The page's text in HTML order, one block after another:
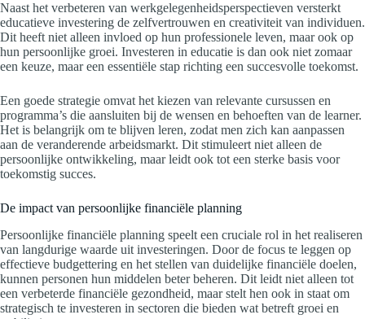
Naast het verbeteren van werkgelegenheidsperspectieven versterkt
educatieve investering de zelfvertrouwen en creativiteit van individuen.
Dit heeft niet alleen invloed op hun professionele leven, maar ook op
hun persoonlijke groei. Investeren in educatie is dan ook niet zomaar
een keuze, maar een essentiële stap richting een succesvolle toekomst.
Een goede strategie omvat het kiezen van relevante cursussen en
programma’s die aansluiten bij de wensen en behoeften van de learner.
Het is belangrijk om te blijven leren, zodat men zich kan aanpassen
aan de veranderende arbeidsmarkt. Dit stimuleert niet alleen de
persoonlijke ontwikkeling, maar leidt ook tot een sterke basis voor
toekomstig succes.
De impact van persoonlijke financiële planning
Persoonlijke financiële planning speelt een cruciale rol in het realiseren
van langdurige waarde uit investeringen. Door de focus te leggen op
effectieve budgettering en het stellen van duidelijke financiële doelen,
kunnen personen hun middelen beter beheren. Dit leidt niet alleen tot
een verbeterde financiële gezondheid, maar stelt hen ook in staat om
strategisch te investeren in sectoren die bieden wat betreft groei en